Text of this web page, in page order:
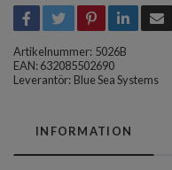
Artikelnummer: 5026B
EAN: 632085502690
Leverantör: Blue Sea Systems
INFORMATION